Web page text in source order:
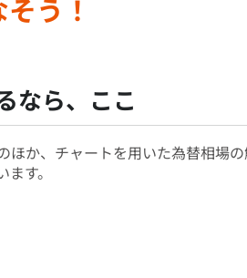
う！
なら、ここ
ほか、チャートを用いた為替相場
す。